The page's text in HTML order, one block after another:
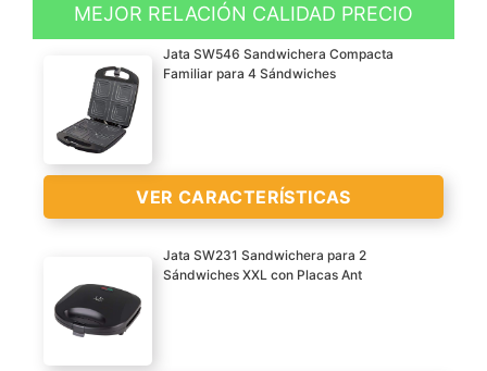
Placas: Este grill cuenta
con placas mixtas de 27 x
14 cm. y una placa
superior que se puede
abrir 180º, permitiendo
cocinar en horizontal
también sobre ella o, si se
prefiere, cerrarla y así
cocinar los alimentos por
su parte superior (es
especial para
hamburguesas, entrecot,
pescados y sándwiches)
MEJOR RELACIÓN CALIDAD PRECIO
Jata SW546 Sandwichera Compacta
Familiar para 4 Sándwiches
VER CARACTERÍSTICAS
Capacidad permite hacer
hasta 4 sándwiches
Jata SW231 Sandwichera para 2
Sándwiches XXL con Placas Ant